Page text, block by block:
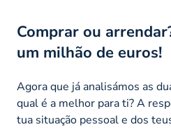
Comprar ou
um milhão de euros!
Agora que já analisámos as
qual é a melhor para ti? A
tua situação pessoal e dos